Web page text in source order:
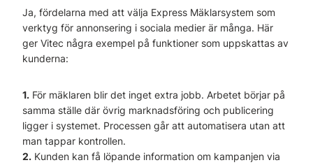
Ja, fördelarna med att välja Express Mäklarsystem som
verktyg för annonsering i sociala medier är många. Här
ger Vitec några exempel på funktioner som uppskattas av
kunderna:
1. För mäklaren blir det inget extra jobb. Arbetet börjar på
samma ställe där övrig marknadsföring och publicering
ligger i systemet. Processen går att automatisera utan att
man tappar kontrollen.
2. Kunden kan få löpande information om kampanjen via